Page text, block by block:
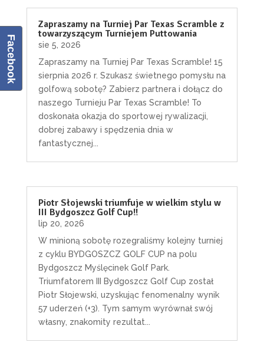
Zapraszamy na Turniej Par Texas Scramble z
towarzyszącym Turniejem Puttowania
sie 5, 2026
Zapraszamy na Turniej Par Texas Scramble! 15
sierpnia 2026 r. Szukasz świetnego pomysłu na
golfową sobotę? Zabierz partnera i dołącz do
naszego Turnieju Par Texas Scramble! To
doskonała okazja do sportowej rywalizacji,
dobrej zabawy i spędzenia dnia w
fantastycznej...
Piotr Słojewski triumfuje w wielkim stylu w
III Bydgoszcz Golf Cup!!
lip 20, 2026
W minioną sobotę rozegraliśmy kolejny turniej
z cyklu BYDGOSZCZ GOLF CUP na polu
Bydgoszcz Myślęcinek Golf Park.
Triumfatorem III Bydgoszcz Golf Cup został
Piotr Słojewski, uzyskując fenomenalny wynik
57 uderzeń (+3). Tym samym wyrównał swój
własny, znakomity rezultat...
Facebook